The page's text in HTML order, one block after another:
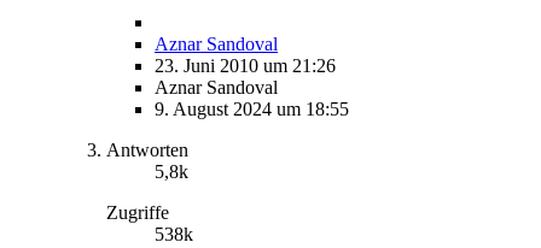
Aznar Sandoval
23. Juni 2010 um 21:26
Aznar Sandoval
9. August 2024 um 18:55
Antworten
5,8k
Zugriffe
538k